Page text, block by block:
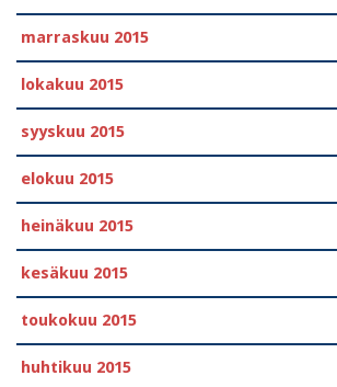
marraskuu 2015
lokakuu 2015
syyskuu 2015
elokuu 2015
heinäkuu 2015
kesäkuu 2015
toukokuu 2015
huhtikuu 2015